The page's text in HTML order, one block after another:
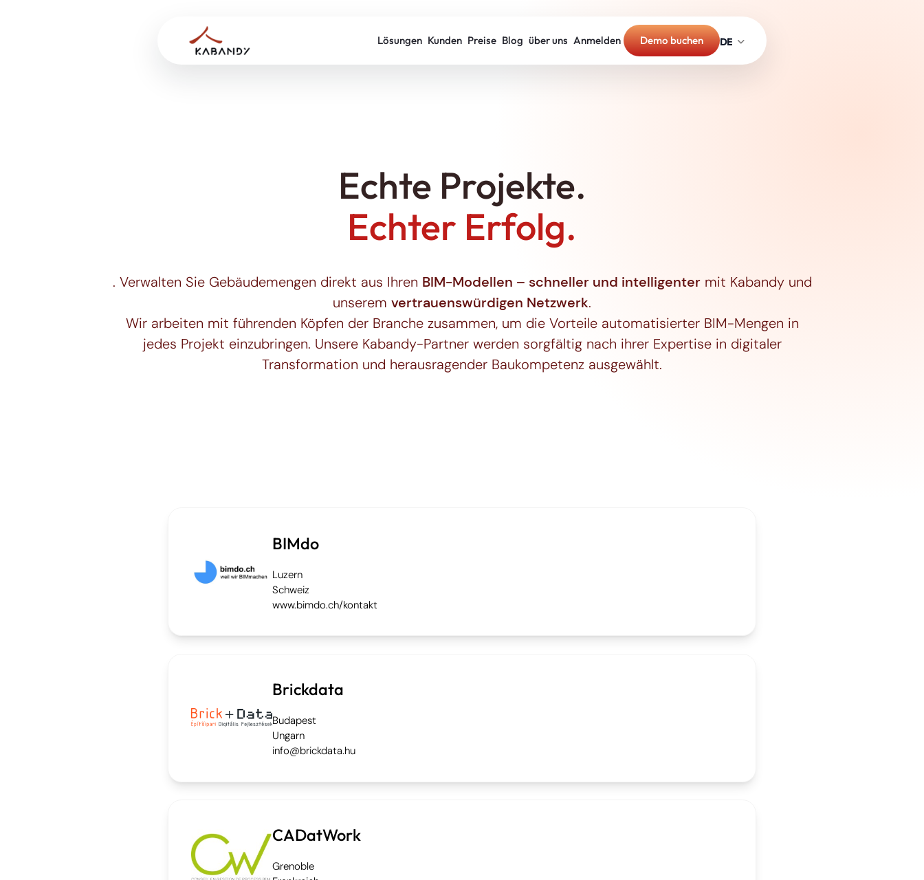
Lösungen Kunden Preise Blog über uns Anmelden Demo buchen
Echte Projekte.
Echter Erfolg.
. Verwalten Sie Gebäudemengen direkt aus Ihren BIM-Modellen – schneller und intelligentermit Kabandy und
unserem vertrauenswürdigen Netzwerk.
Wir arbeiten mit führenden Köpfen der Branche zusammen, um die Vorteile automatisierter BIM-Mengen in
jedes Projekt einzubringen. Unsere Kabandy-Partner werden sorgfältig nach ihrer Expertise in digitaler
Transformation und herausragender Baukompetenz ausgewählt.
BIMdo
Luzern
Schweiz
www.bimdo.ch/kontakt
Brickdata
Budapest
Ungarn
info@brickdata.hu
CADatWork
Grenoble